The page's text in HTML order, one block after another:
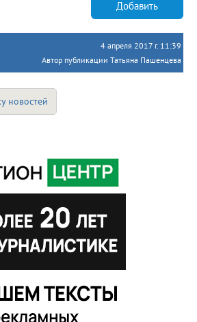
Добавить
4 апреля 2017 г. 11:39
Автор публикации Татьяна Пашенцева
новостей